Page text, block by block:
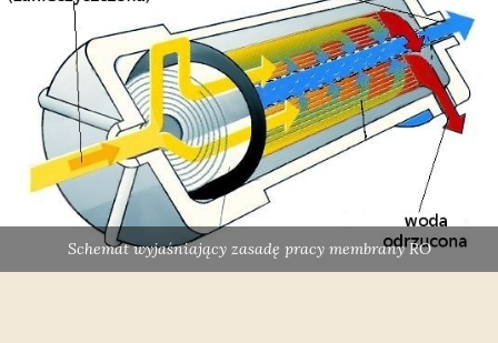
Schemat wyjaśniający zasadę pracy membrany RO